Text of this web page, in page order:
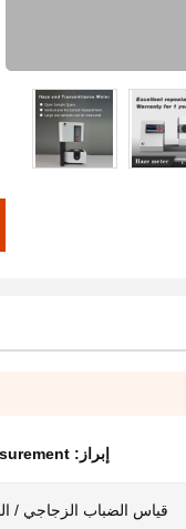
إبراز:
قياس الضباب الزجاجي /